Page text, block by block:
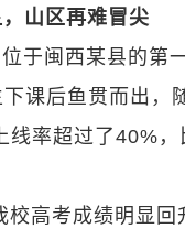
山区再难冒尖
于闽西某县的第
课后鱼贯而出，
线率超过了40%
校高考成绩明显